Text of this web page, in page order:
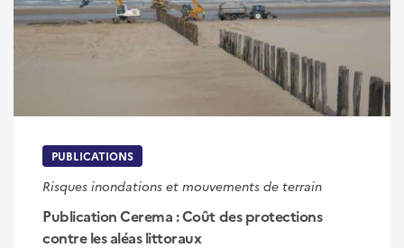
PUBLICATIONS
Risques inondations et mouvements de terrain
Publication Cerema : Coût des protections
contre les aléas littoraux